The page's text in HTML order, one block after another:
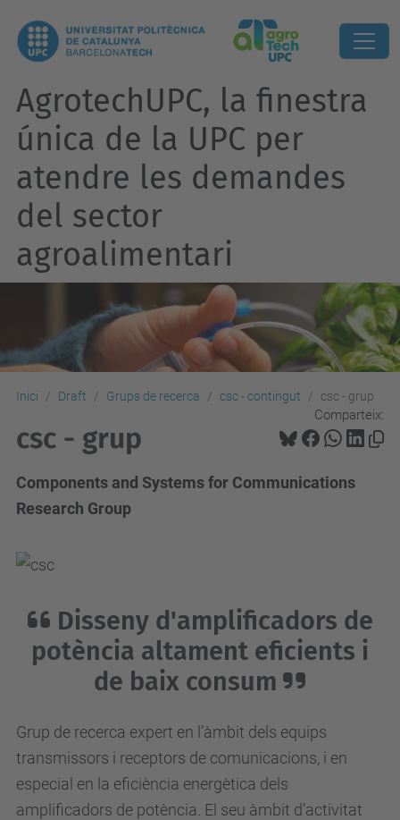
AgrotechUPC, la finestra
única de la UPC per
atendre les demandes
del sector
agroalimentari
Inici Draft Grups de recerca csc - contingut csc - grup
Comparteix:
csc - grup
Components and Systems for Communications
Research Group
Disseny d'amplificadors de
potència altament eficients i
de baix consum
Grup de recerca expert en l’àmbit dels equips
transmissors i receptors de comunicacions, i en
especial en la eficiència energètica dels
amplificadors de potència. El seu àmbit d’activitat